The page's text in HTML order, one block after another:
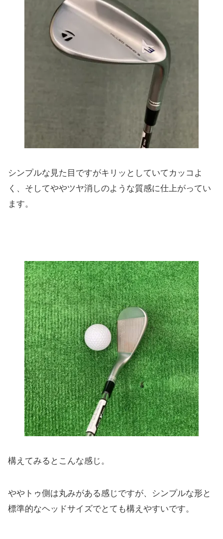
シンプルな見た目ですがキリッとしていてカッコよ
く、 そしてややツヤ消しのような質感に仕上がってい
ます。
構えてみるとこんな感じ。
ややトゥ側は丸みがある感じですが、
シンプルな形と
標準的なヘッドサイズでとても構えやすいです。